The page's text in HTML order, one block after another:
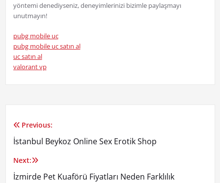
yöntemi denediyseniz, deneyimlerinizi bizimle paylaşmayı
unutmayın!
pubg mobile uc
pubg mobile uc satın al
uc satın al
valorant vp
Yazı
gezinmesi
Previous:
İstanbul Beykoz Online Sex Erotik Shop
Next:
İzmirde Pet Kuaförü Fiyatları Neden Farklılık